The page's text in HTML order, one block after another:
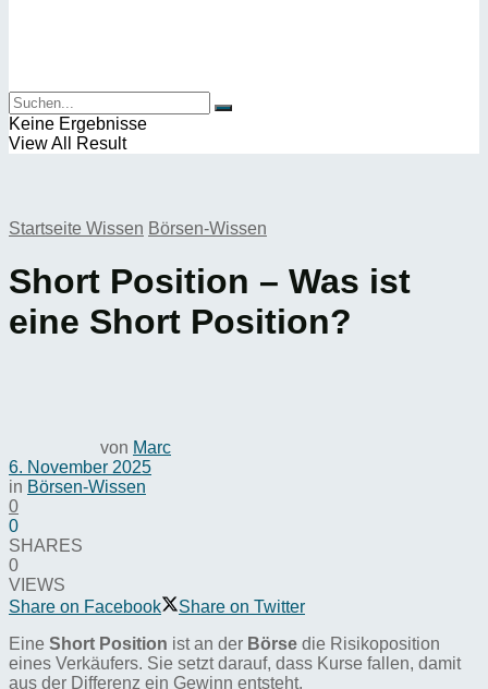
Keine Ergebnisse
View All Result
Startseite Wissen Börsen-Wissen
Short Position – Was ist
eine Short Position?
von Marc
6. November 2025
in Börsen-Wissen
0
0
SHARES
0
VIEWS
Share on Facebook
Share on Twitter
Eine Short Position ist an der Börse die Risikoposition
eines Verkäufers. Sie setzt darauf, dass Kurse fallen, damit
aus der Differenz ein Gewinn entsteht.